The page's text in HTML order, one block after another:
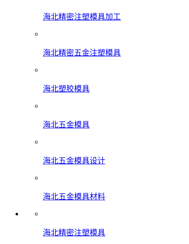
海北精密注塑模具加工
海北精密五金注塑模具
海北塑胶模具
海北五金模具
海北五金模具设计
海北五金模具材料
海北精密注塑模具